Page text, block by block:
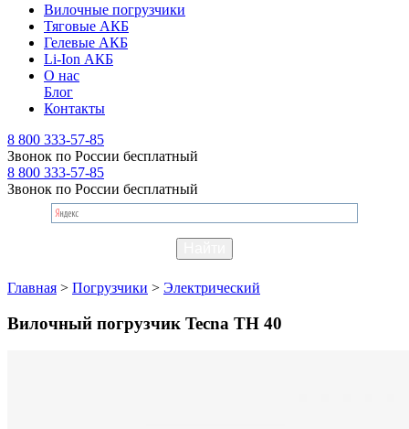
Вилочные погрузчики
Тяговые АКБ
Гелевые АКБ
Li-Ion АКБ
О нас
Блог
Контакты
8 800 333-57-85
Звонок по России бесплатный
8 800 333-57-85
Звонок по России бесплатный
Главная > Погрузчики > Электрический
Вилочный погрузчик Tecna TH 40